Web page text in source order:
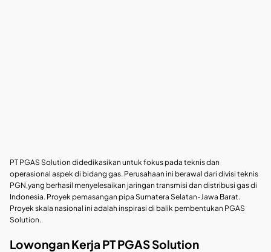
PT PGAS Solution didedikasikan untuk fokus pada teknis dan
operasional aspek di bidang gas. Perusahaan ini berawal dari divisi teknis
PGN,yang berhasil menyelesaikan jaringan transmisi dan distribusi gas di
Indonesia. Proyek pemasangan pipa Sumatera Selatan-Jawa Barat.
Proyek skala nasional ini adalah inspirasi di balik pembentukan PGAS
Solution.
Lowongan Kerja PT PGAS Solution